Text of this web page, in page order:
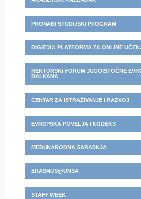
PRONAĐI STUDIJSKI PROGRAM
DIGIEDU: PLATFORMA ZA ONLINE
REKTORSKI FORUM JUGOISTOČNE
BALKANA
CENTAR ZA ISTRAŽIVANJE I RAZVOJ
EVROPSKA POVELJA I KODEKS
MEĐUNARODNA SARADNJA
ERASMUS@UNSA
STAFF WEEK